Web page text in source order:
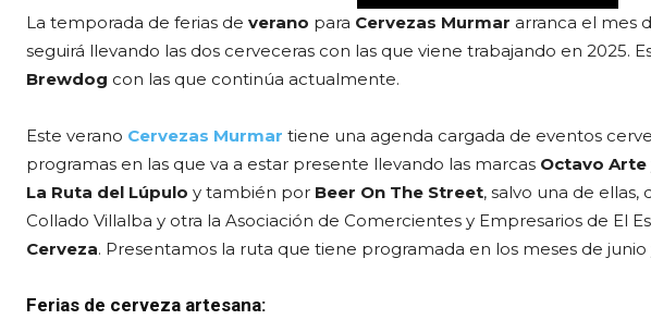
La temporada de ferias de verano para Cervezas Murmar arranca el mes
seguirá llevando las dos cerveceras con las que viene trabajando en 2025.
Brewdog con las que continúa actualmente.
Este verano Cervezas Murmar tiene una agenda cargada de eventos
programas en las que va a estar presente llevando las marcas Octavo Arte
La Ruta del Lúpulo y también por Beer On The Street, salvo una de
Collado Villalba y otra la Asociación de Comercientes y Empresarios de El
Cerveza. Presentamos la ruta que tiene programada en los meses de junio
Ferias de cerveza artesana: